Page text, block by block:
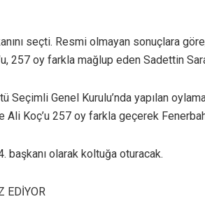
seçti. Resmi olmayan sonuçlara
257 oy farkla mağlup eden Sadettin
Seçimli Genel Kurulu’nda yapılan
Koç’u 257 oy farkla geçerek
başkanı olarak koltuğa oturacak.
EDİYOR